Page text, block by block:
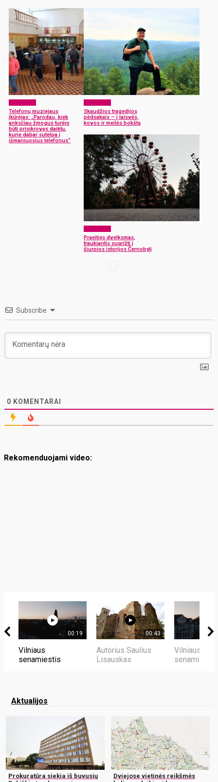
Telefonų muziejaus
įkūrėjas: „Parodau, kiek
anksčiau žmogus turėjo
būti prisikrovęs daiktų,
kurie dabar sutelpa į
išmaniuosius telefonus“
Skaudžios tragedijos
pėdsakais – į laisvės,
kovos ir meilės bokštą
Praeities dvelksmas,
traukiantis sugrįžti į
šiurpios istorijos Černobylį
Subscribe
0 KOMENTARAI
Rekomenduojami video:
00:19
Vilniaus
senamiestis
00:43
Autorius Saulius
Lisauskas
Vilniaus
senamiestis
Aktualijos
Prokuratūra siekia iš buvusių
Dviejose vietinės reikšmės